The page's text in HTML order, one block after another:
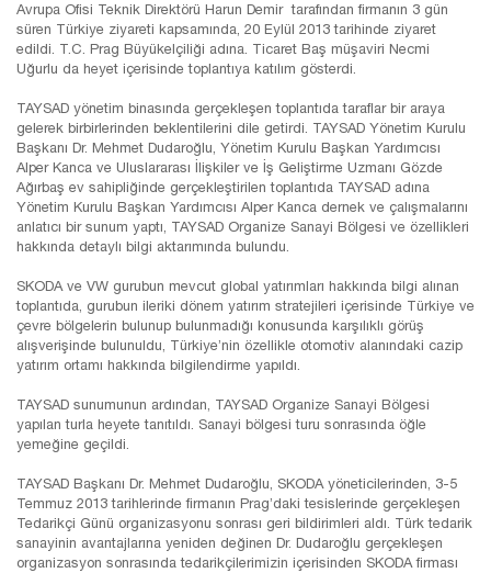
Avrupa Ofisi Teknik Direktörü Harun Demir tarafından firmanın 3 gün
süren Türkiye ziyareti kapsamında, 20 Eylül 2013 tarihinde ziyaret
edildi. T.C. Prag Büyükelçiliği adına. Ticaret Baş müşaviri Necmi
Uğurlu da heyet içerisinde toplantıya katılım gösterdi.
TAYSAD yönetim binasında gerçekleşen toplantıda taraflar bir araya
gelerek birbirlerinden beklentilerini dile getirdi. TAYSAD Yönetim Kurulu
Başkanı Dr. Mehmet Dudaroğlu, Yönetim Kurulu Başkan Yardımcısı
Alper Kanca ve Uluslararası İlişkiler ve İş Geliştirme Uzmanı Gözde
Ağırbaş ev sahipliğinde gerçekleştirilen toplantıda TAYSAD adına
Yönetim Kurulu Başkan Yardımcısı Alper Kanca dernek ve çalışmalarını
anlatıcı bir sunum yaptı, TAYSAD Organize Sanayi Bölgesi ve özellikleri
hakkında detaylı bilgi aktarımında bulundu.
SKODA ve VW gurubun mevcut global yatırımları hakkında bilgi alınan
toplantıda, gurubun ileriki dönem yatırım stratejileri içerisinde Türkiye ve
çevre bölgelerin bulunup bulunmadığı konusunda karşılıklı görüş
alışverişinde bulunuldu, Türkiye’nin özellikle otomotiv alanındaki cazip
yatırım ortamı hakkında bilgilendirme yapıldı.
TAYSAD sunumunun ardından, TAYSAD Organize Sanayi Bölgesi
yapılan turla heyete tanıtıldı. Sanayi bölgesi turu sonrasında öğle
yemeğine geçildi.
TAYSAD Başkanı Dr. Mehmet Dudaroğlu, SKODA yöneticilerinden, 3-5
Temmuz 2013 tarihlerinde firmanın Prag’daki tesislerinde gerçekleşen
Tedarikçi Günü organizasyonu sonrası geri bildirimleri aldı. Türk tedarik
sanayinin avantajlarına yeniden değinen Dr. Dudaroğlu gerçekleşen
organizasyon sonrasında tedarikçilerimizin içerisinden SKODA firması